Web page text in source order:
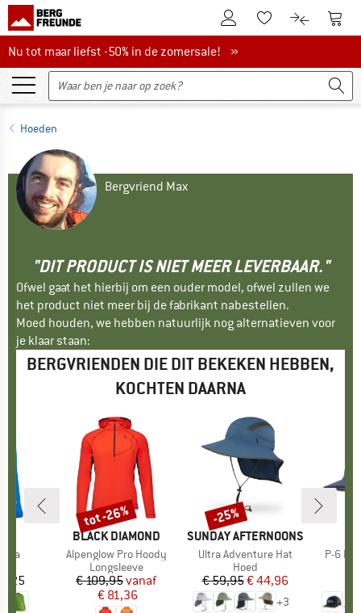
De klantenaccount
Naar deNaar de
Nu tot maar liefst -50% in de zomersale!
Nu tot maar liefst -50% in de zomersale! »
Hoeden
Bergvriend Max
"DIT PRODUCT IS NIET MEER LEVERBAAR."
Ofwel gaat het hierbij om een ouder model, ofwel zullen we
het product niet meer bij de fabrikant nabestellen.
Moed houden, we hebben natuurlijk nog alternatieven voor
je klaar staan:
BERGVRIENDEN DIE DIT BEKEKEN HEBBEN,
KOCHTEN DAARNA
MERK
BLACK DIAMOND
Artikel
Alpenglow Pro Hoody
Productgroep
Longsleeve
Prijs
€ 109,95Verlaagde prijs
vanaf
€ 81,36
Korting
tot -26%
MERK
SUNDAY AFTERNOONS
Artikel
Ultra Adventure Hat
Productgroep
Hoed
Prijs
€ 59,95Verlaagde prijs
€ 44,96
+3
Korting
-25%
Artikel
P-6